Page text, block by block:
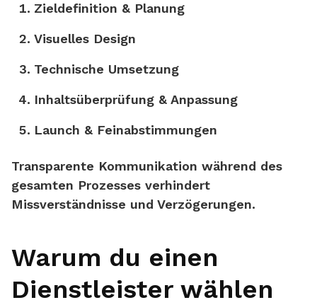
Zieldefinition & Planung
Visuelles Design
Technische Umsetzung
Inhaltsüberprüfung & Anpassung
Launch & Feinabstimmungen
Transparente Kommunikation während des
gesamten Prozesses verhindert
Missverständnisse und Verzögerungen.
Warum du einen
Dienstleister wählen